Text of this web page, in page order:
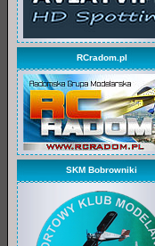
RCradom.pl
SKM Bobrowniki